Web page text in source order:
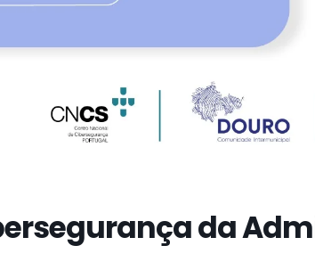
da